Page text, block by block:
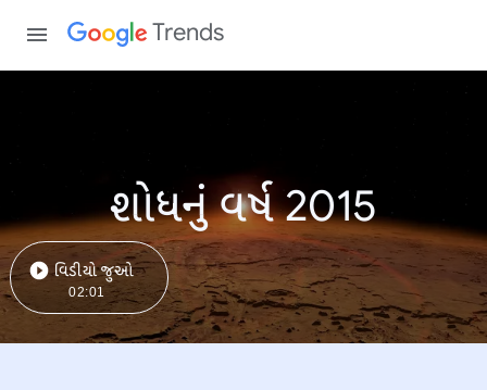
Trends
શોધનું વર્ષ 2015
વિડીયો જુઓ
02:01